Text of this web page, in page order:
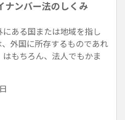
ナンバー法のしくみ
ある国または地域を指し
外国に所存するものであれ
もちろん、法人でもかま